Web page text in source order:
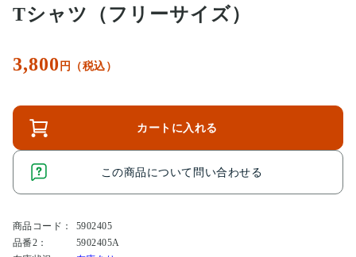
Tシャツ（フリーサイズ）
3,800 円（税込）
カートに入れる
この商品について問い合わせる
商品コード：
5902405
品番2：
5902405A